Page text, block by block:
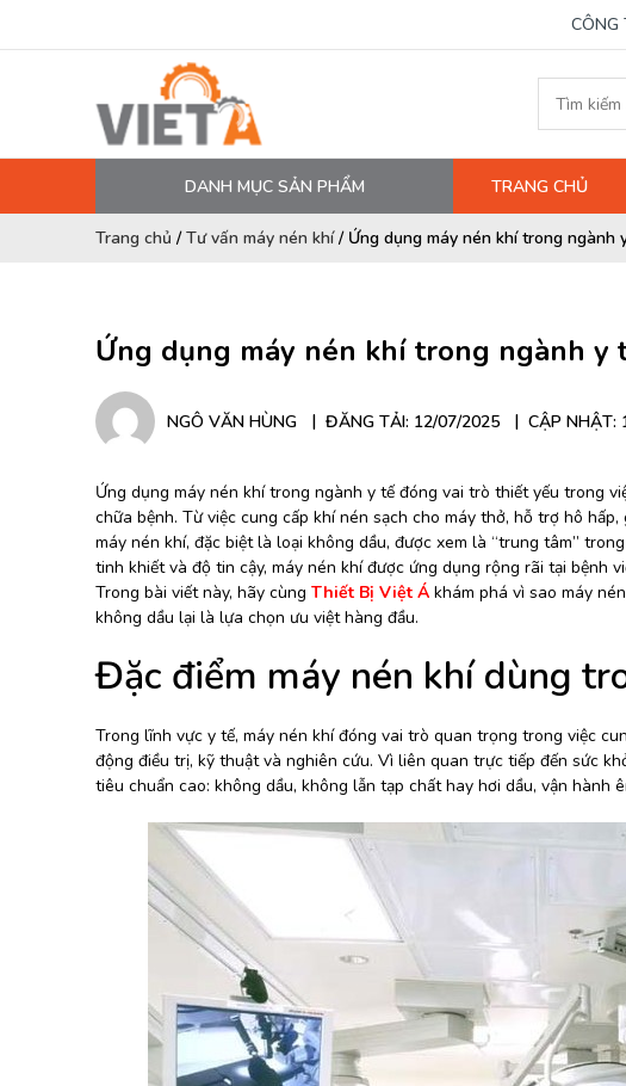
CÔNG
DANH MỤC SẢN PHẨM
MÁY NÉN KHÍ
DẦU MÁY NÉN KHÍ
DÂY HƠI, ỐNG HƠI
MÁY SẤY KHÍ
BƠM MÀNG KHÍ NÉN
BƠM HÚT CHÂN KHÔNG
BƠM ĐỊNH LƯỢNG
MÁY TẠO KHÍ NITO
TRANG CHỦ
Trang chủ /Tư vấn máy nén khí/ Ứng dụng máy nén khí trong ngành
Ứng dụng máy nén khí trong ngành y
NGÔ VĂN HÙNG ĐĂNG TẢI: 12/07/2025 CẬP NHẬT:
Ứng dụng máy nén khí trong ngành y tế đóng vai trò thiết yếu trong
chữa bệnh. Từ việc cung cấp khí nén sạch cho máy thở, hỗ trợ hô
máy nén khí, đặc biệt là loại không dầu, được xem là “trung tâm”
tinh khiết và độ tin cậy, máy nén khí được ứng dụng rộng rãi tại bệnh
Trong bài viết này, hãy cùng Thiết Bị Việt Á khám phá vì sao máy
không dầu lại là lựa chọn ưu việt hàng đầu.
Đặc điểm máy nén khí dùng
Trong lĩnh vực y tế, máy nén khí đóng vai trò quan trọng trong việc
động điều trị, kỹ thuật và nghiên cứu. Vì liên quan trực tiếp đến sức
tiêu chuẩn cao: không dầu, không lẫn tạp chất hay hơi dầu, vận hành